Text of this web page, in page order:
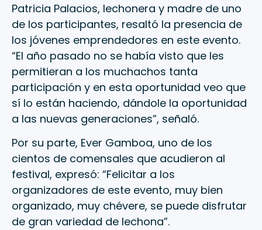
Patricia Palacios, lechonera y madre de uno
de los participantes, resaltó la presencia de
los jóvenes emprendedores en este evento.
“El año pasado no se había visto que les
permitieran a los muchachos tanta
participación y en esta oportunidad veo que
sí lo están haciendo, dándole la oportunidad
a las nuevas generaciones”, señaló.
Por su parte, Ever Gamboa, uno de los
cientos de comensales que acudieron al
festival, expresó: “Felicitar a los
organizadores de este evento, muy bien
organizado, muy chévere, se puede disfrutar
de gran variedad de lechona”.